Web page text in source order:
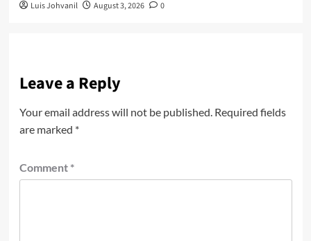
Luis Johvanil August 3, 2026 0
Leave a Reply
Your email address will not be published. Required fields
are marked *
Comment *